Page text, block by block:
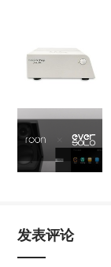
发表评论